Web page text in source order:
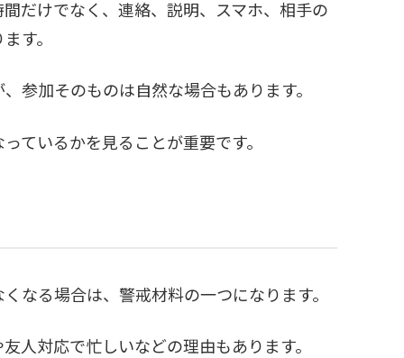
だけでなく、連絡、説明、スマホ、相手の
す。
参加そのものは自然な場合もあります。
ているかを見ることが重要です。
なる場合は、警戒材料の一つになります。
人対応で忙しいなどの理由もあります。